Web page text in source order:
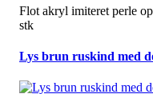
Flot akryl imiteret perle
stk
Lys brun ruskind med